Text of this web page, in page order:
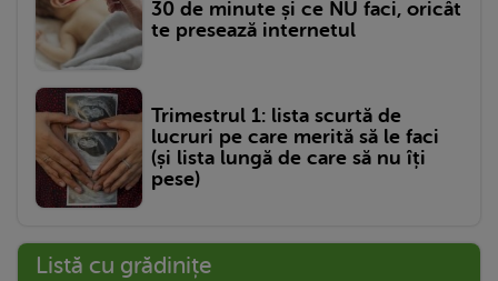
30 de minute și ce NU faci, oricât
te presează internetul
Trimestrul 1: lista scurtă de
lucruri pe care merită să le faci
(și lista lungă de care să nu îți
pese)
Listă cu grădinițe